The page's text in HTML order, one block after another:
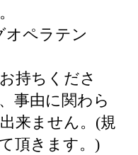
ペラテン
持ちくださ
事由に関わら
来ません。(規
頂きます。)